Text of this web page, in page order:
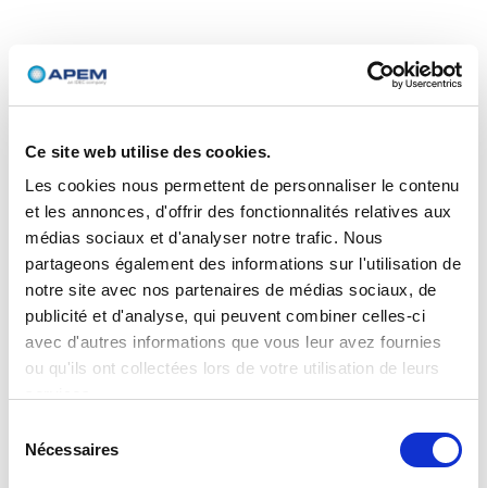
Ce site web utilise des cookies.
Les cookies nous permettent de personnaliser le contenu
et les annonces, d'offrir des fonctionnalités relatives aux
médias sociaux et d'analyser notre trafic. Nous
partageons également des informations sur l'utilisation de
notre site avec nos partenaires de médias sociaux, de
publicité et d'analyse, qui peuvent combiner celles-ci
avec d'autres informations que vous leur avez fournies
ou qu'ils ont collectées lors de votre utilisation de leurs
Nécessaires